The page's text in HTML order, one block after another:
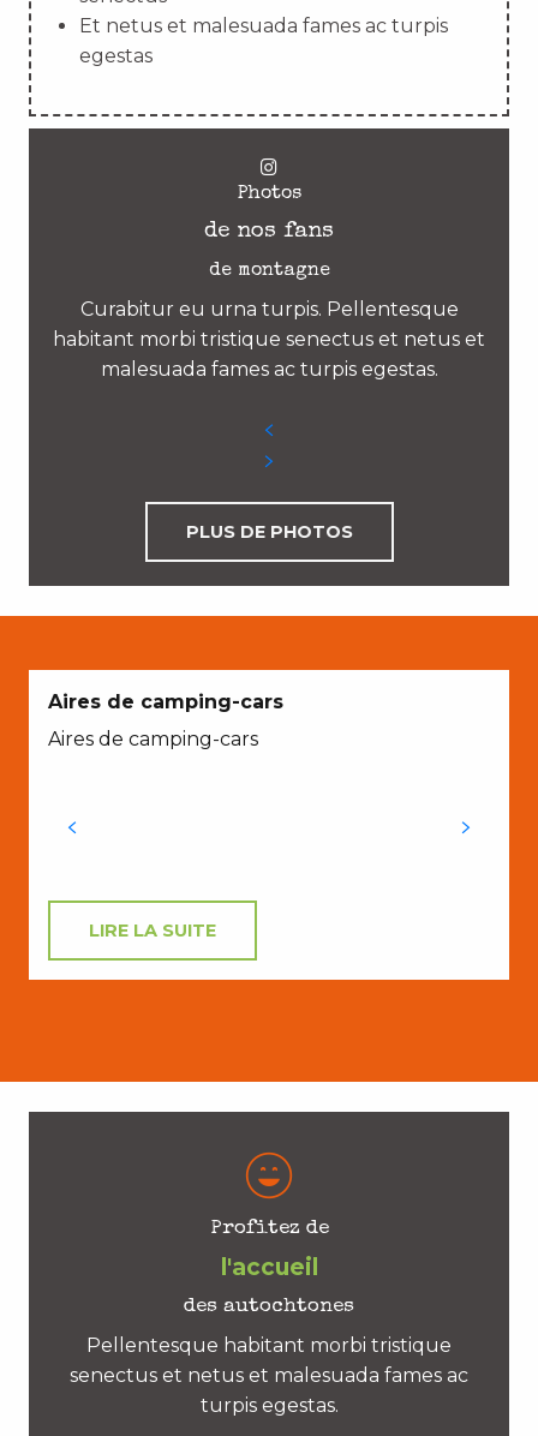
Et netus et malesuada fames ac turpis
egestas
Photos
de nos fans
de montagne
Curabitur eu urna turpis. Pellentesque
habitant morbi tristique senectus et netus et
malesuada fames ac turpis egestas.
PLUS DE PHOTOS
Aires de camping-cars
Aires de camping-cars
LIRE LA SUITE
Profitez de
l'accueil
des autochtones
Pellentesque habitant morbi tristique
senectus et netus et malesuada fames ac
turpis egestas.